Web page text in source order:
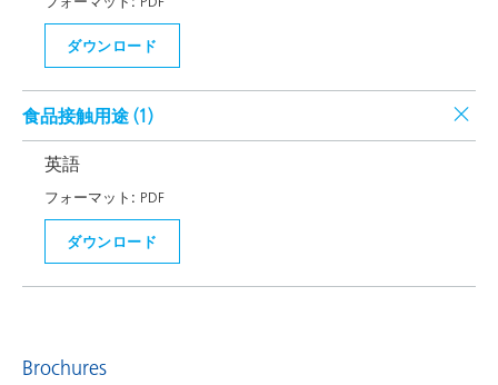
ダウンロード
食品接触用途 (1)
英語
フォーマット: PDF
ダウンロード
Brochures